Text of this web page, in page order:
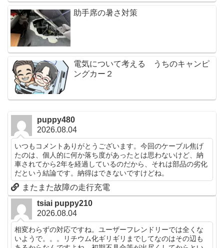
助手席の暑さ対策
電気について考える うちのキャンピ
ングカー２
puppy480
2026.08.04
いつもコメントありがとうございます。今回のケーブル焦げ
たのは、個人的に何か落ち度があったとは思わないけど、納
車されてから2年を経過しているのだから、それは部品の劣化
だという結論です。納得はできないですけどね。
またまた故障の走行充電
tsiai puppy210
2026.08.04
相変わらずの対応ですね。ユーザーフレンドリーでは全くな
いようで。。。リチウム化ギリギリまでしてなのはその辺も